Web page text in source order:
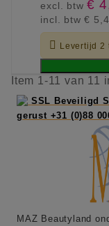
excl. btw€
incl. btw€
 Levertijd 2
Item 1-11 van 11
SSL Beveiligd
gerust +31 (0)88
MAZ Beautyland